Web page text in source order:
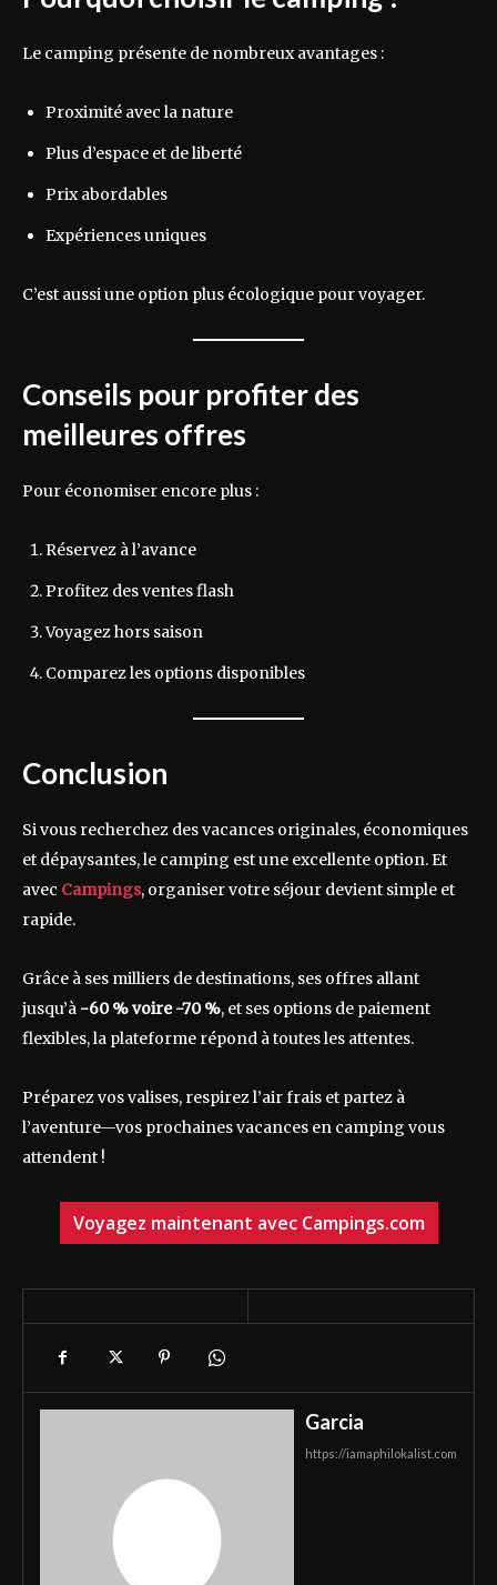
Le camping présente de nombreux avantages :
Proximité avec la nature
Plus d’espace et de liberté
Prix abordables
Expériences uniques
C’est aussi une option plus écologique pour voyager.
Conseils pour profiter des
meilleures offres
Pour économiser encore plus :
Réservez à l’avance
Profitez des ventes flash
Voyagez hors saison
Comparez les options disponibles
Conclusion
Si vous recherchez des vacances originales, économiques
et dépaysantes, le camping est une excellente option. Et
avec Campings, organiser votre séjour devient simple et
rapide.
Grâce à ses milliers de destinations, ses offres allant
jusqu’à -60 % voire -70 %, et ses options de paiement
flexibles, la plateforme répond à toutes les attentes.
Préparez vos valises, respirez l’air frais et partez à
l’aventure—vos prochaines vacances en camping vous
attendent !
Voyagez maintenant avec Campings.com
Garcia
https://iamaphilokalist.com